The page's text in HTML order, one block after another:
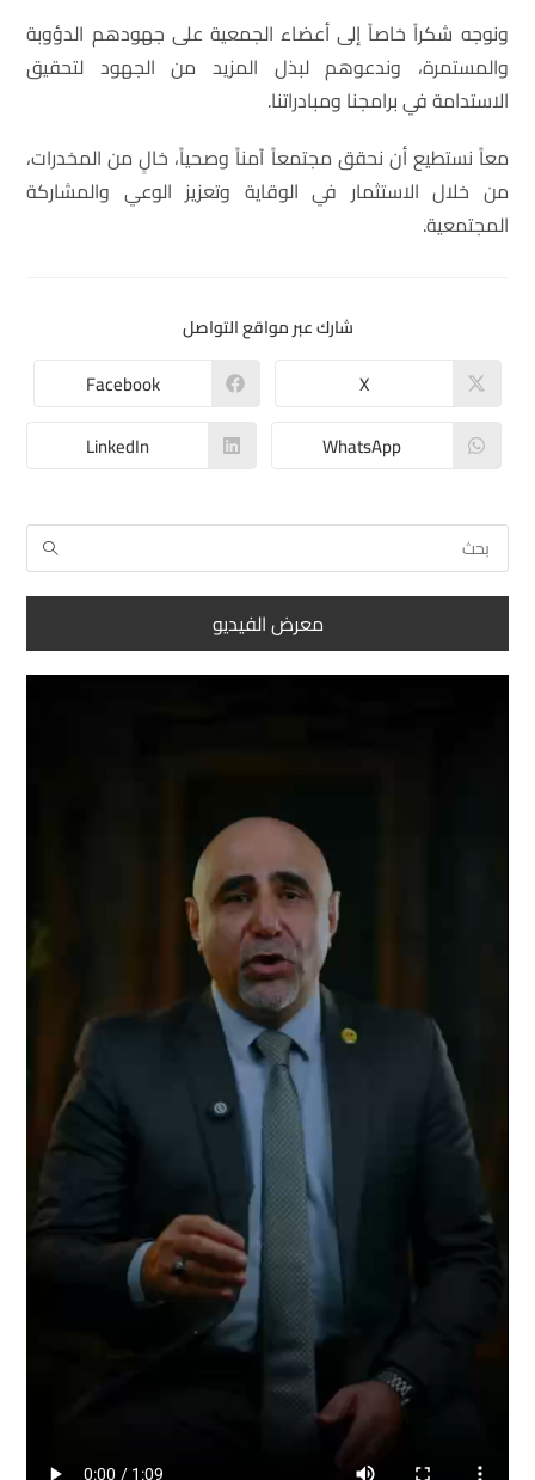
ونوجه شكراً خاصاً إلى أعضاء الجمعية على جهودهم الدؤوبة
والمستمرة، وندعوهم لبذل المزيد من الجهود لتحقيق
الاستدامة في برامجنا ومبادراتنا.
معاً نستطيع أن نحقق مجتمعاً آمناً وصحياً، خالٍ من المخدرات،
من خلال الاستثمار في الوقاية وتعزيز الوعي والمشاركة
المجتمعية.
شارك عبر مواقع التواصل
X
Facebook
WhatsApp
LinkedIn
معرض الفيديو